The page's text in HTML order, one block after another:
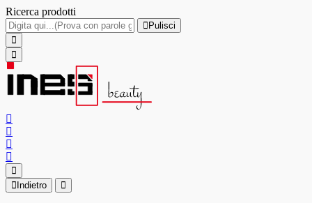
Ricerca prodotti
Pulisci
Indietro